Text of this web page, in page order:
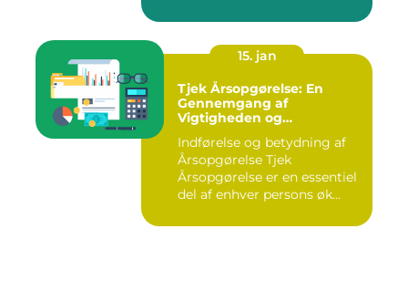
15. jan
Tjek Årsopgørelse: En
Gennemgang af
Vigtigheden og
Indførelse og betydning af
Årsopgørelse Tjek
Årsopgørelse er en essentiel
del af enhver persons øk...